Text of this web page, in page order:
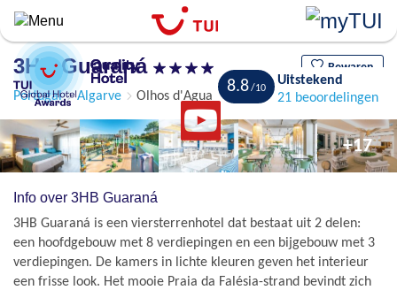
Overslaan
en
naar
de
algemene
inhoud
gaan
3HB Guaraná Bewaren
Portugal Algarve Olhos d'Agua
8.8
Uitstekend
21 beoordelingen
+17
Info over 3HB Guaraná
3HB Guaraná is een viersterrenhotel dat bestaat uit 2 delen:
een hoofdgebouw met 8 verdiepingen en een bijgebouw met 3
verdiepingen. De kamers in lichte kleuren geven het interieur
een frisse look. Het mooie Praia da Falésia-strand bevindt zich